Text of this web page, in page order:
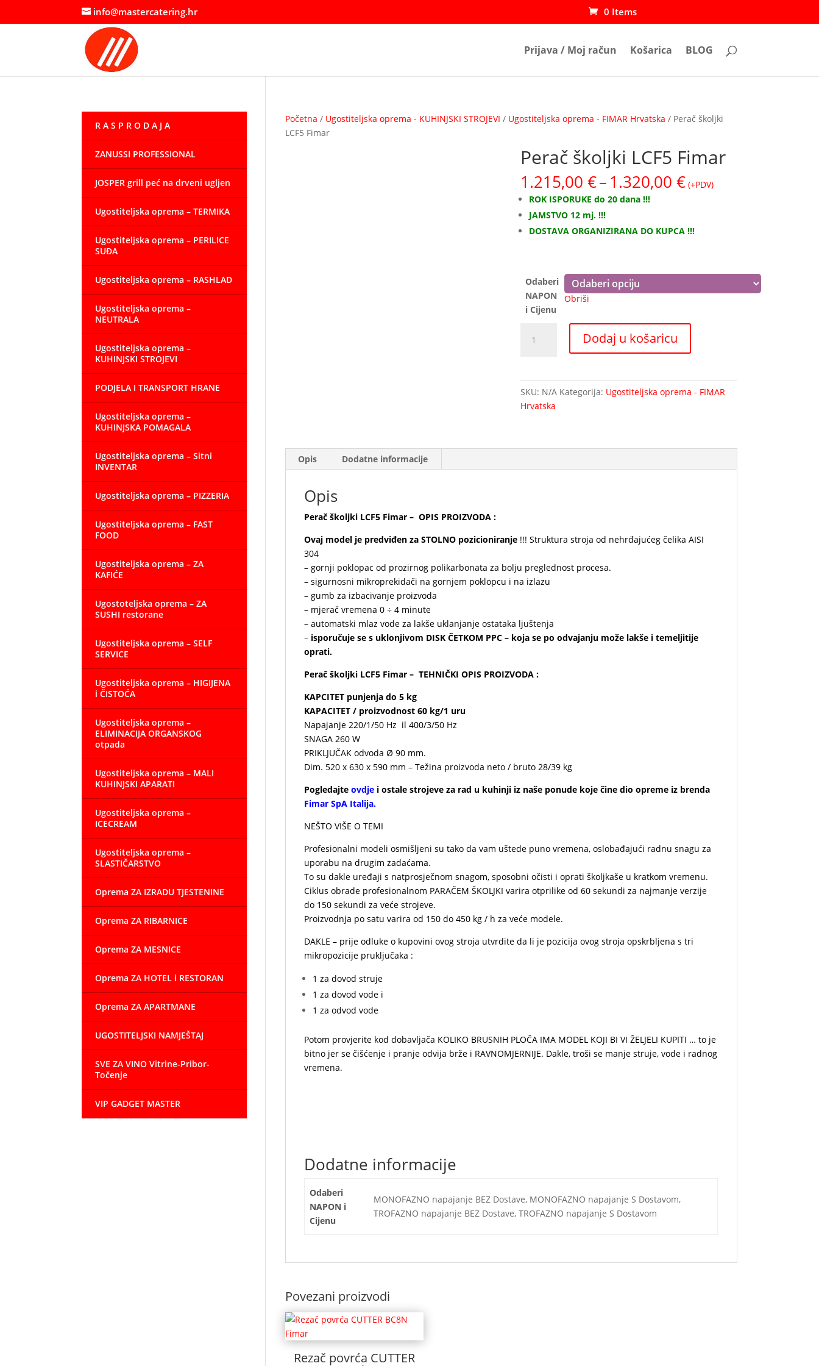
info@mastercatering.hr 0 Items
Prijava / Moj račun Košarica BLOG
Početna / Ugostiteljska oprema - KUHINJSKI STROJEVI / Ugostiteljska oprema - FIMAR Hrvatska / Perač školjki
LCF5 Fimar
Perač školjki LCF5 Fimar
1.215,00 €–1.320,00 €Raspon
cijena:
1.215,00 €
do
(+PDV)
ROK ISPORUKE do 20 dana !!!
JAMSTVO 12 mj. !!!
DOSTAVA ORGANIZIRANA DO KUPCA !!!
Odaberi
NAPON
i Cijenu
Obriši
školjki
Dodaj u košaricu
SKU: N/A Kategorija: Ugostiteljska oprema - FIMAR
Hrvatska
Opis Dodatne informacije
Opis
Perač školjki LCF5 Fimar – OPIS PROIZVODA :
Ovaj model je predviđen za STOLNO pozicioniranje !!! Struktura stroja od nehrđajućeg čelika AISI
304
– gornji poklopac od prozirnog polikarbonata za bolju preglednost procesa.
– sigurnosni mikroprekidači na gornjem poklopcu i na izlazu
– gumb za izbacivanje proizvoda
– mjerač vremena 0 ÷ 4 minute
– automatski mlaz vode za lakše uklanjanje ostataka ljuštenja
– isporučuje se s uklonjivom DISK ČETKOM PPC – koja se po odvajanju može lakše i temeljitije
oprati.
Perač školjki LCF5 Fimar – TEHNIČKI OPIS PROIZVODA :
KAPCITET punjenja do 5 kg
KAPACITET / proizvodnost 60 kg/1 uru
Napajanje 220/1/50 Hz il 400/3/50 Hz
SNAGA 260 W
PRIKLJUČAK odvoda Ø 90 mm.
Dim. 520 x 630 x 590 mm – Težina proizvoda neto / bruto 28/39 kg
Pogledajte ovdjei ostale strojeve za rad u kuhinji iz naše ponude koje čine dio opreme iz brenda
Fimar SpA Italija.
NEŠTO VIŠE O TEMI
Profesionalni modeli osmišljeni su tako da vam uštede puno vremena, oslobađajući radnu snagu za
uporabu na drugim zadaćama.
To su dakle uređaji s natprosječnom snagom, sposobni očisti i oprati školjkaše u kratkom vremenu.
Ciklus obrade profesionalnom PARAČEM ŠKOLJKI varira otprilike od 60 sekundi za najmanje verzije
do 150 sekundi za veće strojeve.
Proizvodnja po satu varira od 150 do 450 kg / h za veće modele.
DAKLE – prije odluke o kupovini ovog stroja utvrdite da li je pozicija ovog stroja opskrbljena s tri
mikropozicije pruključaka :
1 za dovod struje
1 za dovod vode i
1 za odvod vode
Potom provjerite kod dobavljača KOLIKO BRUSNIH PLOČA IMA MODEL KOJI BI VI ŽELJELI KUPITI … to je
bitno jer se čišćenje i pranje odvija brže i RAVNOMJERNIJE. Dakle, troši se manje struje, vode i radnog
vremena.
Dodatne informacije
Odaberi
NAPON i
Cijenu
MONOFAZNO napajanje BEZ Dostave, MONOFAZNO napajanje S Dostavom,
TROFAZNO napajanje BEZ Dostave, TROFAZNO napajanje S Dostavom
Povezani proizvodi
Rezač povrća CUTTER
R A S P R O D A J A
ZANUSSI PROFESSIONAL
JOSPER grill peć na drveni ugljen
Ugostiteljska oprema – TERMIKA
Ugostiteljska oprema – PERILICE
SUĐA
Ugostiteljska oprema – RASHLAD
Ugostiteljska oprema –
NEUTRALA
Ugostiteljska oprema –
KUHINJSKI STROJEVI
PODJELA I TRANSPORT HRANE
Ugostiteljska oprema –
KUHINJSKA POMAGALA
Ugostiteljska oprema – Sitni
INVENTAR
Ugostiteljska oprema – PIZZERIA
Ugostiteljska oprema – FAST
FOOD
Ugostiteljska oprema – ZA
KAFIĆE
Ugostoteljska oprema – ZA
SUSHI restorane
Ugostiteljska oprema – SELF
SERVICE
Ugostiteljska oprema – HIGIJENA
i ČISTOĆA
Ugostiteljska oprema –
ELIMINACIJA ORGANSKOG
otpada
Ugostiteljska oprema – MALI
KUHINJSKI APARATI
Ugostiteljska oprema –
ICECREAM
Ugostiteljska oprema –
SLASTIČARSTVO
Oprema ZA IZRADU TJESTENINE
Oprema ZA RIBARNICE
Oprema ZA MESNICE
Oprema ZA HOTEL i RESTORAN
Oprema ZA APARTMANE
UGOSTITELJSKI NAMJEŠTAJ
SVE ZA VINO Vitrine-Pribor-
Točenje
VIP GADGET MASTER